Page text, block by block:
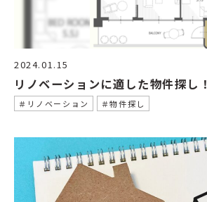
2024.01.15
リノベーションに適した物件探し！
＃リノベーション ＃物件探し